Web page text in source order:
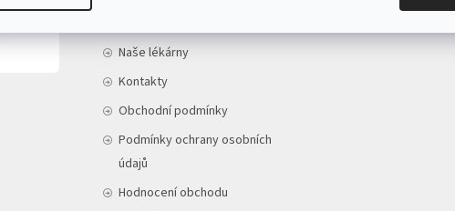
Naše lékárny
Kontakty
Obchodní podmínky
Podmínky ochrany osobních
údajů
Hodnocení obchodu